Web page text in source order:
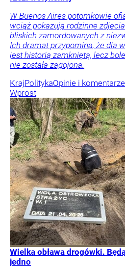
W Buenos Aires potomkowie
wciąż pokazują rodzinne
bliskich zamordowanych z
Ich dramat przypomina, że dla
jest historią zamkniętą, lecz
nie została zagojona.
KrajPolitykaOpinie i komentarze
Wprost
Wielka obława drogówki.
jedno